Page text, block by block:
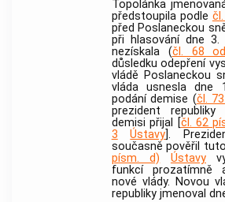
Topolánka
předstoupila podle
před Poslaneckou
při hlasování dne 3.
nezískala (čl. 68
důsledku odepření
vládě Poslaneckou
vláda usnesla dne
podání demise (čl.
prezident
demisi přijal [čl. 62
3
Ústavy].
současně pověřil
písm. d)
Ústavy
funkcí prozatímně
nové vlády. Novou
republiky jmenoval